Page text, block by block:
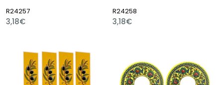
R24257
3,18€
R24258
3,18€